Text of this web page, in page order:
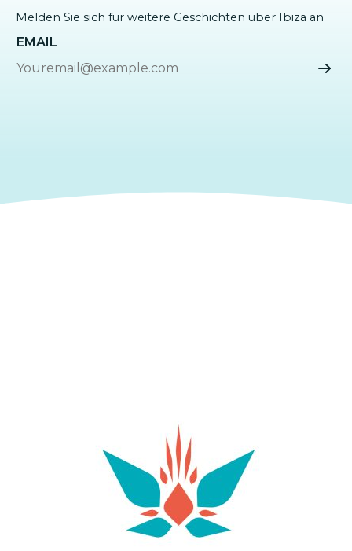
Melden Sie sich für weitere Geschichten über Ibiza an
EMAIL